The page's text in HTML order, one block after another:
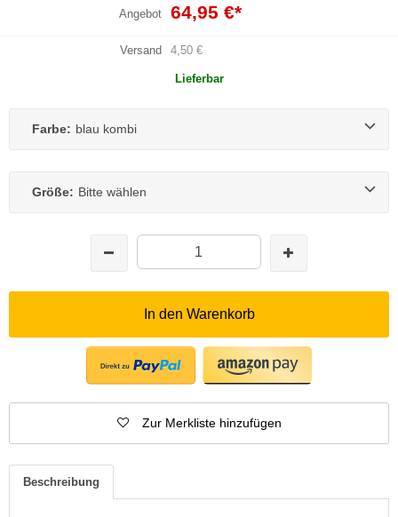
Angebot 64,95 €*
Versand 4,50 €
Lieferbar
Farbe: blau kombi
Größe: Bitte wählen
In den Warenkorb
Zur Merkliste hinzufügen
Beschreibung